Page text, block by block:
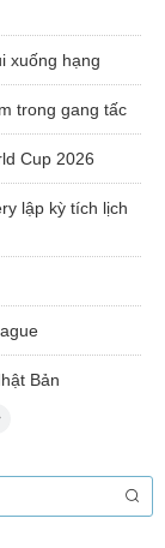
xuống hạng
trong gang tấc
Cup 2026
lập kỳ tích lịch
Bản